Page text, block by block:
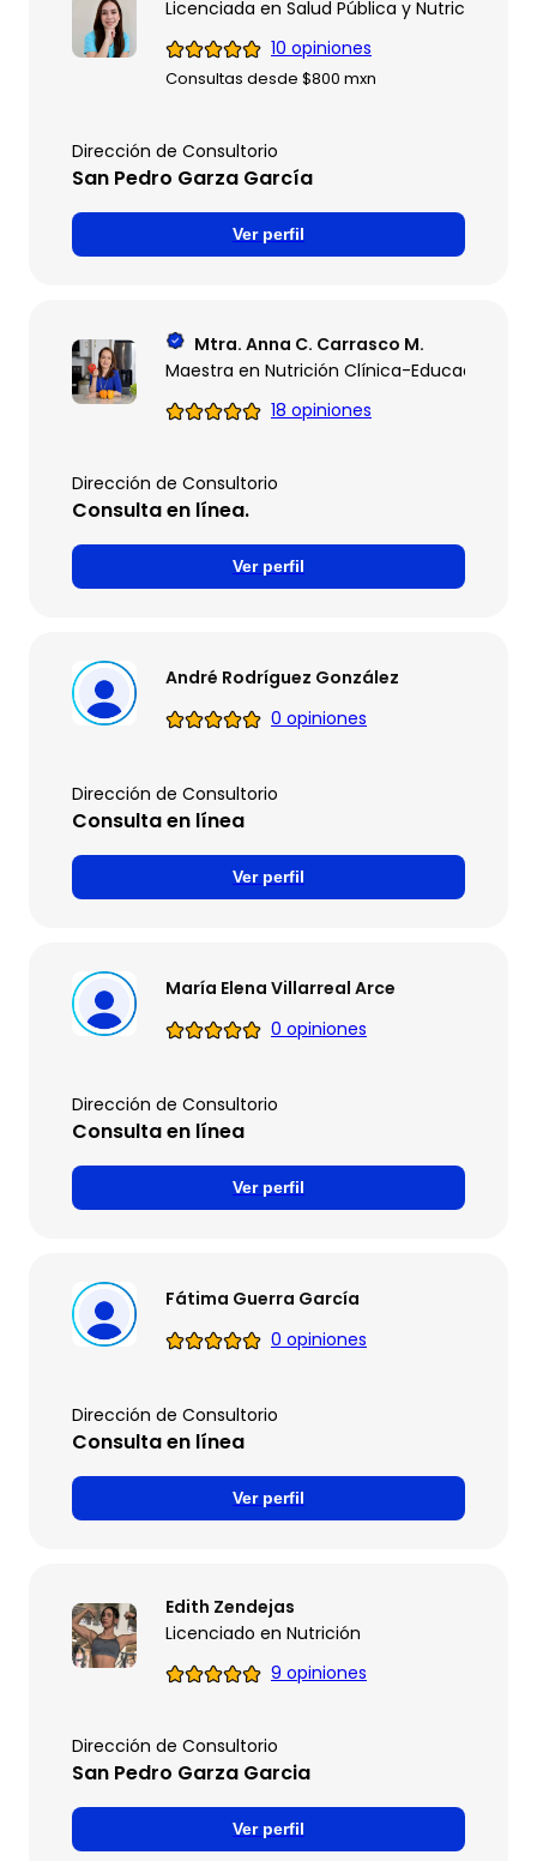
Licenciada en Salud Pública y Nutrición
10 opiniones
Consultas desde $800 mxn
Dirección de Consultorio
San Pedro Garza García
Ver perfil
Mtra. Anna C. Carrasco M.
Maestra en Nutrición Clínica-Educadora
18 opiniones
Dirección de Consultorio
Consulta en línea.
Ver perfil
André Rodríguez González
0 opiniones
Dirección de Consultorio
Consulta en línea
Ver perfil
María Elena Villarreal Arce
0 opiniones
Dirección de Consultorio
Consulta en línea
Ver perfil
Fátima Guerra García
0 opiniones
Dirección de Consultorio
Consulta en línea
Ver perfil
Edith Zendejas
Licenciado en Nutrición
9 opiniones
Dirección de Consultorio
San Pedro Garza Garcia
Ver perfil